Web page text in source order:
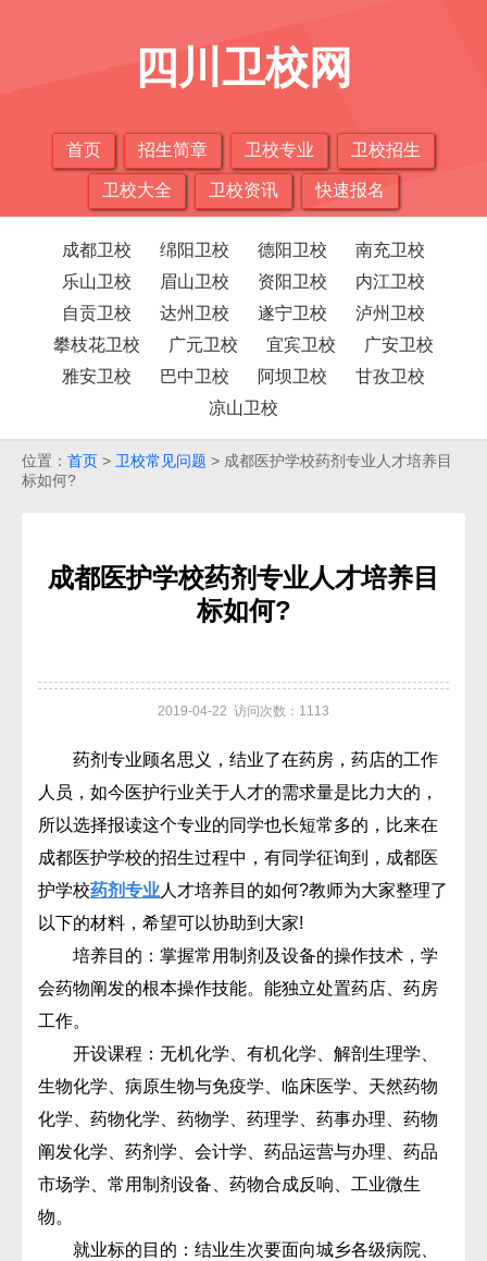
四川卫校网
首页 招生简章 卫校专业 卫校招生
卫校大全 卫校资讯 快速报名
成都卫校 绵阳卫校 德阳卫校
南充卫校
乐山卫校
眉山卫校 资阳卫校
内江卫校
自贡卫校
达州卫校 遂宁卫校
泸州卫校
攀枝花卫校
广元卫校 宜宾卫校
广安卫校
雅安卫校
巴中卫校 阿坝卫校
甘孜卫校
凉山卫校
位置： 首页 > 卫校常见问题 > 成都医护学校药剂专业人才培养目
标如何?
成都医护学校药剂专业人才培养目
标如何?
2019-04-22 访问次数：1113
药剂专业顾名思义，结业了在药房，药店的工作
人员，如今医护行业关于人才的需求量是比力大的，
所以选择报读这个专业的同学也长短常多的，比来在
成都医护学校的招生过程中，有同学征询到，成都医
护学校药剂专业人才培养目的如何?教师为大家整理了
以下的材料，希望可以协助到大家!
培养目的：掌握常用制剂及设备的操作技术，学
会药物阐发的根本操作技能。能独立处置药店、药房
工作。
开设课程：无机化学、有机化学、解剖生理学、
生物化学、病原生物与免疫学、临床医学、天然药物
化学、药物化学、药物学、药理学、药事办理、药物
阐发化学、药剂学、会计学、药品运营与办理、药品
市场学、常用制剂设备、药物合成反响、工业微生
物。
就业标的目的：结业生次要面向城乡各级病院、